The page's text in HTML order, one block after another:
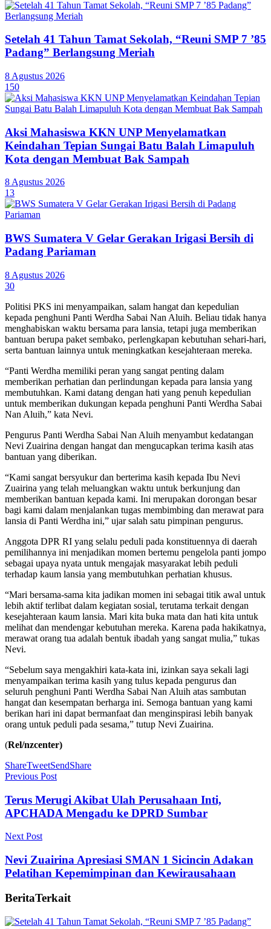
Setelah 41 Tahun Tamat Sekolah, “Reuni SMP 7 ’85
Padang” Berlangsung Meriah
8 Agustus 2026
150
Aksi Mahasiswa KKN UNP Menyelamatkan
Keindahan Tepian Sungai Batu Balah Limapuluh
Kota dengan Membuat Bak Sampah
8 Agustus 2026
13
BWS Sumatera V Gelar Gerakan Irigasi Bersih di
Padang Pariaman
8 Agustus 2026
30
Politisi PKS ini menyampaikan, salam hangat dan kepedulian
kepada penghuni Panti Werdha Sabai Nan Aluih. Beliau tidak hanya
menghabiskan waktu bersama para lansia, tetapi juga memberikan
bantuan berupa paket sembako, perlengkapan kebutuhan sehari-hari,
serta bantuan lainnya untuk meningkatkan kesejahteraan mereka.
“Panti Werdha memiliki peran yang sangat penting dalam
memberikan perhatian dan perlindungan kepada para lansia yang
membutuhkan. Kami datang dengan hati yang penuh kepedulian
untuk memberikan dukungan kepada penghuni Panti Werdha Sabai
Nan Aluih,” kata Nevi.
Pengurus Panti Werdha Sabai Nan Aluih menyambut kedatangan
Nevi Zuairina dengan hangat dan mengucapkan terima kasih atas
bantuan yang diberikan.
“Kami sangat bersyukur dan berterima kasih kepada Ibu Nevi
Zuairina yang telah meluangkan waktu untuk berkunjung dan
memberikan bantuan kepada kami. Ini merupakan dorongan besar
bagi kami dalam menjalankan tugas membimbing dan merawat para
lansia di Panti Werdha ini,” ujar salah satu pimpinan pengurus.
Anggota DPR RI yang selalu peduli pada konstituennya di daerah
pemilihannya ini menjadikan momen bertemu pengelola panti jompo
sebagai upaya nyata untuk mengajak masyarakat lebih peduli
terhadap kaum lansia yang membutuhkan perhatian khusus.
“Mari bersama-sama kita jadikan momen ini sebagai titik awal untuk
lebih aktif terlibat dalam kegiatan sosial, terutama terkait dengan
kesejahteraan kaum lansia. Mari kita buka mata dan hati kita untuk
melihat dan mendengar kebutuhan mereka. Karena pada hakikatnya,
merawat orang tua adalah bentuk ibadah yang sangat mulia,” tukas
Nevi.
“Sebelum saya mengakhiri kata-kata ini, izinkan saya sekali lagi
menyampaikan terima kasih yang tulus kepada pengurus dan
seluruh penghuni Panti Werdha Sabai Nan Aluih atas sambutan
hangat dan kesempatan berharga ini. Semoga bantuan yang kami
berikan hari ini dapat bermanfaat dan menginspirasi lebih banyak
orang untuk peduli pada sesama,” tutup Nevi Zuairina.
(Rel/nzcenter)
ShareTweetSendShare
Previous Post
Terus Merugi Akibat Ulah Perusahaan Inti,
APCHADA Mengadu ke DPRD Sumbar
Next Post
Nevi Zuairina Apresiasi SMAN 1 Sicincin Adakan
Pelatihan Kepemimpinan dan Kewirausahaan
BeritaTerkait